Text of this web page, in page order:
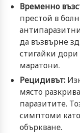
Временно
престой в
да възвърне
стигайки дори
маратони.
Рецидивът:
място
паразитите.
симптоми
объркване.